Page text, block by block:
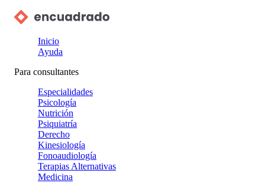
Inicio
Ayuda
Para consultantes
Especialidades
Psicología
Nutrición
Psiquiatría
Derecho
Kinesiología
Fonoaudiología
Terapias Alternativas
Medicina